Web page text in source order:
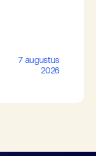
7 augustus
2026